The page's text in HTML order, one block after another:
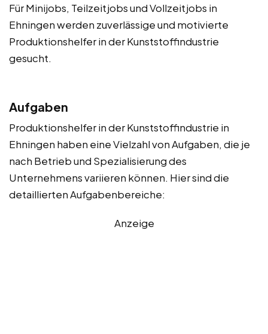
Für Minijobs, Teilzeitjobs und Vollzeitjobs in
Ehningen werden zuverlässige und motivierte
Produktionshelfer in der Kunststoffindustrie
gesucht.
Aufgaben
Produktionshelfer in der Kunststoffindustrie in
Ehningen haben eine Vielzahl von Aufgaben, die je
nach Betrieb und Spezialisierung des
Unternehmens variieren können. Hier sind die
detaillierten Aufgabenbereiche:
Anzeige